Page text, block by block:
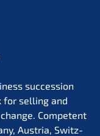
succes­si­on
for selling and
Compe­tent
Austria, Switz­